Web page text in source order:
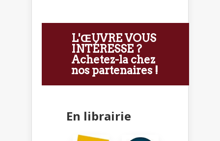
L'ŒUVRE VOUS
INTÉRESSE ?
Achetez-la chez
nos partenaires !
En librairie